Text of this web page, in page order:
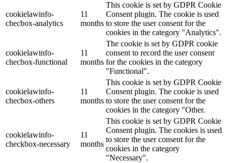
cookielawinfo-
checbox-analytics
11
months
This cookie is set by GDPR Cookie
Consent plugin. The cookie is used
to store the user consent for the
cookies in the category "Analytics".
cookielawinfo-
checbox-functional
11
months
The cookie is set by GDPR cookie
consent to record the user consent
for the cookies in the category
"Functional".
cookielawinfo-
checbox-others
11
months
This cookie is set by GDPR Cookie
Consent plugin. The cookie is used
to store the user consent for the
cookies in the category "Other.
cookielawinfo-
checkbox-necessary
11
months
This cookie is set by GDPR Cookie
Consent plugin. The cookies is used
to store the user consent for the
cookies in the category
"Necessary".